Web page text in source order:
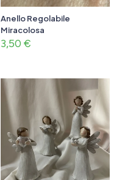
Anello Regolabile
Miracolosa
3,50 €